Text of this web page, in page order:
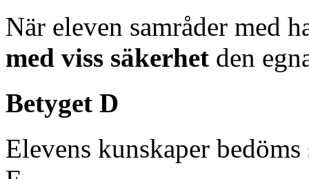
När eleven samråder med
med viss säkerhet den
Betyget D
Elevens kunskaper